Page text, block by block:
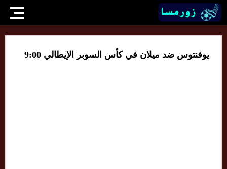
يوفنتوس ضد ميلان في كأس السوبر الإيطالي 9:00